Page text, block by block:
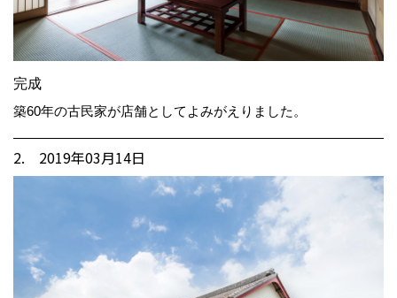
完成
築60年の古民家が店舗としてよみがえりました。
2. 2019年03月14日